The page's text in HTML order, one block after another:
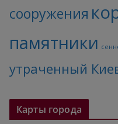
сооружения
памятники
утраченный
Карты города